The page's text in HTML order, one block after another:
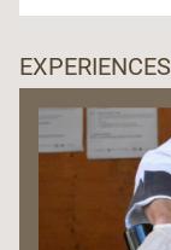
EXPERIENCES